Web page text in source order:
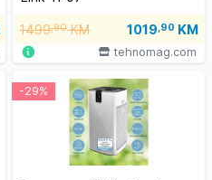
1499,90KM 1019,90 KM
tehnomag.com
-29%